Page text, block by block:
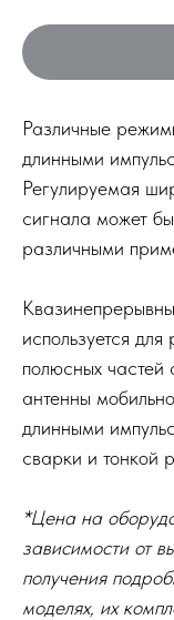
Различные
длинными
Регулируемая
сигнала может
различными
используется
полюсных частей
антенны
длинными
сварки и тонкой
*Цена на
зависимости от
получения
моделях, их